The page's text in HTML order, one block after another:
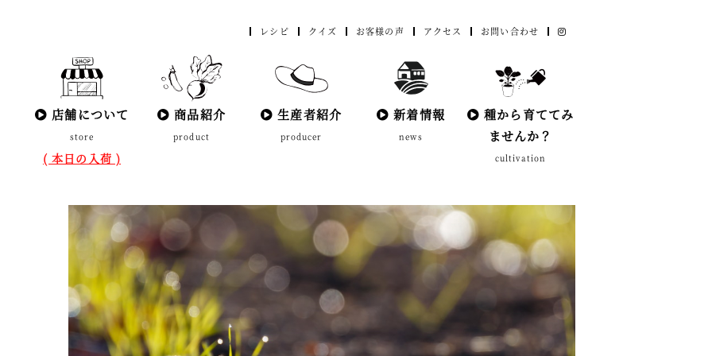
レシピ クイズ お客様の声 アクセス お問い合わせ
店舗について
store
( 本日の入荷 )
商品紹介
product
生産者紹介
producer
新着情報
news
種から育ててみ
ませんか？
cultivation